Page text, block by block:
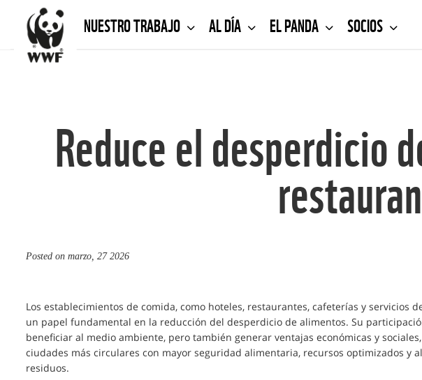
NUESTRO TRABAJO AL DÍA EL PANDA SOCIOS
Reduce el desperdicio
Posted on marzo, 27 2026
Los establecimientos de comida, como hoteles, restaurantes, cafeterías y servicios
un papel fundamental en la reducción del desperdicio de alimentos. Su
beneficiar al medio ambiente, pero también generar ventajas económicas y
ciudades más circulares con mayor seguridad alimentaria, recursos optimizados y
residuos.